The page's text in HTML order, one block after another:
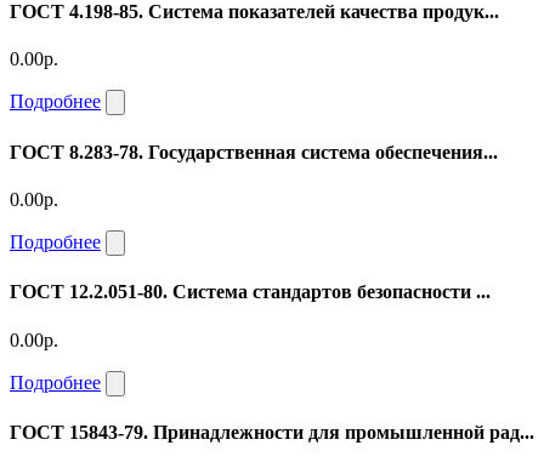
ГОСТ 4.198-85. Система показателей качества продук...
0.00р.
Подробнее
ГОСТ 8.283-78. Государственная система обеспечения...
0.00р.
Подробнее
ГОСТ 12.2.051-80. Система стандартов безопасности ...
0.00р.
Подробнее
ГОСТ 15843-79. Принадлежности для промышленной рад...